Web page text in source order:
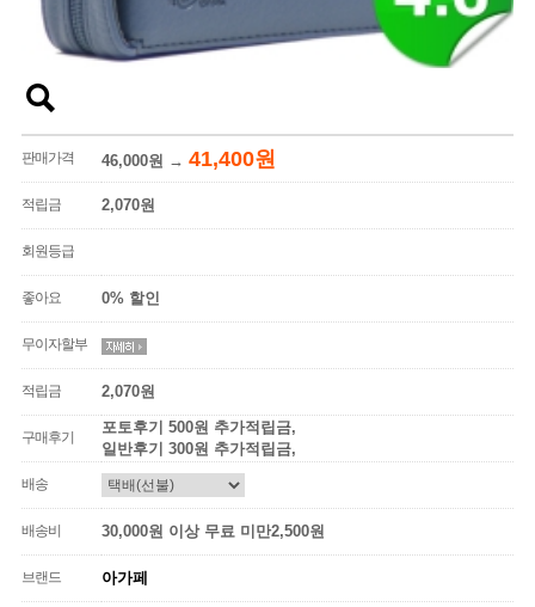
판매가격 46,000원 → 41,400원
적립금 2,070원
회원등급
좋아요 0% 할인
무이자할부
적립금 2,070원
구매후기
포토후기 500원 추가적립금,
일반후기 300원 추가적립금,
배송
배송비 30,000원 이상 무료 미만2,500원
브랜드 아가페